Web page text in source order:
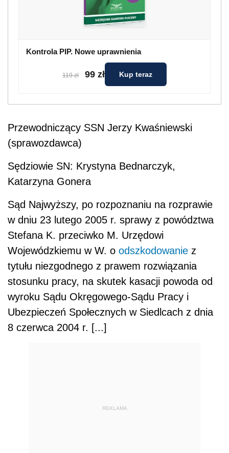
Kontrola PIP. Nowe uprawnienia
119 zł 99 zł Kup teraz
Przewodniczący SSN Jerzy Kwaśniewski
(sprawozdawca)
Sędziowie SN: Krystyna Bednarczyk,
Katarzyna Gonera
Sąd Najwyższy, po rozpoznaniu na rozprawie
w dniu 23 lutego 2005 r. sprawy z powództwa
Stefana K. przeciwko M. Urzędowi
Wojewódzkiemu w W. o odszkodowanie z
tytułu niezgodnego z prawem rozwiązania
stosunku pracy, na skutek kasacji powoda od
wyroku Sądu Okręgowego-Sądu Pracy i
Ubezpieczeń Społecznych w Siedlcach z dnia
8 czerwca 2004 r. [...]
REKLAMA